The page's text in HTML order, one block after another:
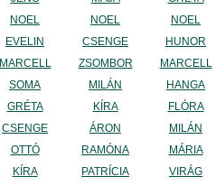
NOEL
EVELIN
MARCELL
SOMA
GRÉTA
CSENGE
OTTÓ
KÍRA
NOEL
CSENGE
ZSOMBOR
MILÁN
KÍRA
ÁRON
RAMÓNA
PATRÍCIA
NOEL
HUNOR
MARCELL
HANGA
FLÓRA
MILÁN
MÁRIA
VIRÁG